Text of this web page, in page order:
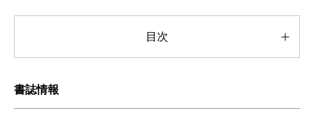
目次
書誌情報